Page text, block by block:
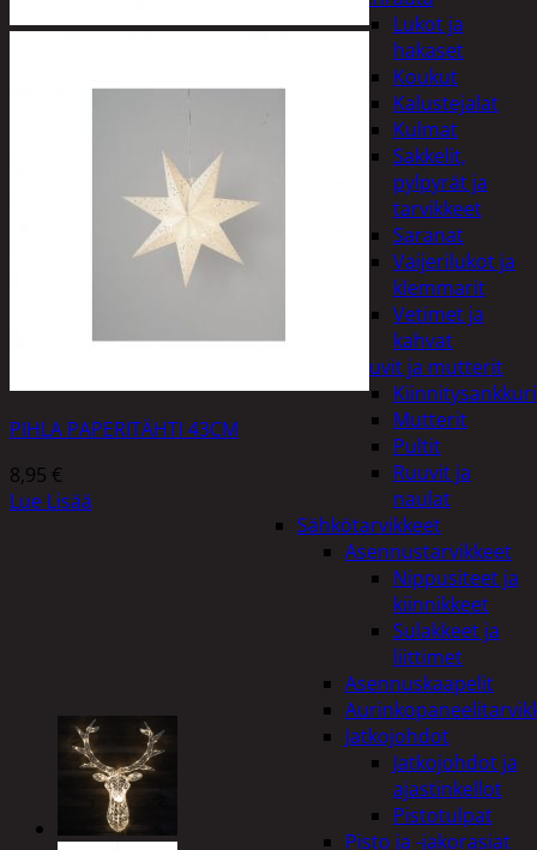
Lukot ja
hakaset
Koukut
Kalustejalat
Kulmat
Sakkelit,
pylpyrät ja
tarvikkeet
Saranat
Vaijerilukot ja
klemmarit
Vetimet ja
kahvat
Ruuvit ja mutterit
Mutterit
Pultit
Ruuvit ja
naulat
Sähkötarvikkeet
Asennustarvikkeet
Nippusiteet ja
kiinnikkeet
Sulakkeet ja
liittimet
Asennuskaapelit
Jatkojohdot
Jatkojohdot ja
ajastinkellot
Pistotulpat
Pisto ja -jakorasiat
PIHLA PAPERITÄHTI 43CM
8,95 €
Lue Lisää